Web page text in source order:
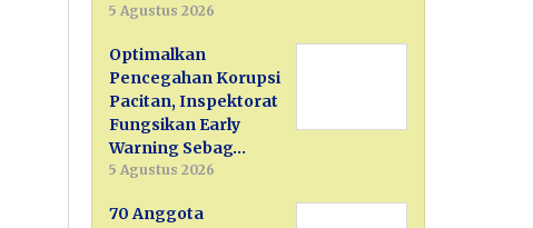
5 Agustus 2026
Optimalkan
Pencegahan Korupsi
Pacitan, Inspektorat
Fungsikan Early
Warning Sebag…
5 Agustus 2026
70 Anggota